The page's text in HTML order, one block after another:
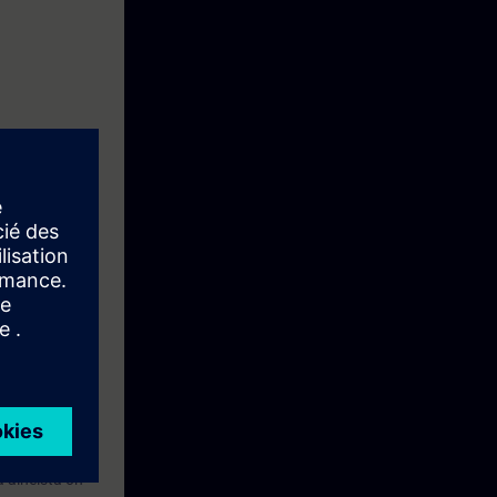
on
materiaali
aiheista on